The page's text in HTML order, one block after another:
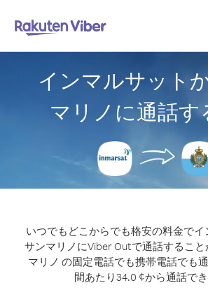
インマルサット
マリノに通話す
いつでもどこからでも格安の料金でイ
サンマリノにViber Outで通話すること
マリノ の固定電話でも携帯電話でも
間あたり34.0 ¢から通話でき